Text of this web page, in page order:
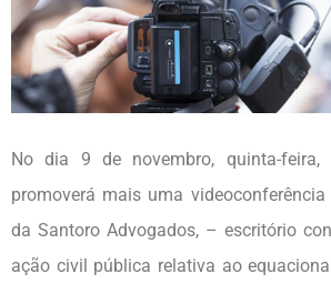
No dia 9 de novembro, quinta-
promoverá mais uma
da Santoro Advogados, – escritório
ação civil pública relativa ao